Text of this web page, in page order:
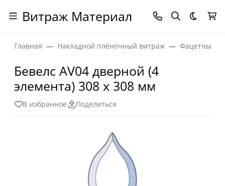
Витраж Материал Темная
Главная Накладной плёночный витраж Фацетные
Бевелс AV04 дверной (4
элемента) 308 х 308 мм
В избранное Поделиться